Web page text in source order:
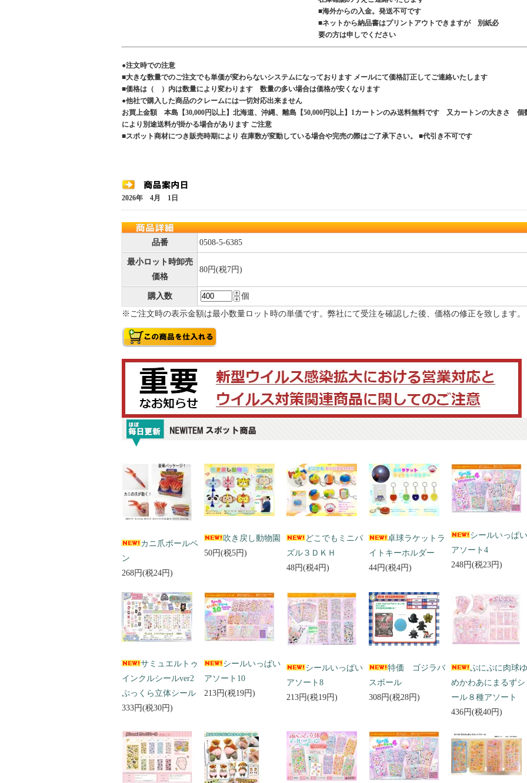
■海外からの入金。発送不可です
■ネットから納品書はプリントアウトできますが 別紙必
要の方は申しでください
●注文時での注意
■大きな数量でのご注文でも単価が変わらないシステムになっております メールにて価格訂正してご連絡いたします
■価格は（ ）内は数量により変わります 数量の多い場合は価格が安くなります
●他社で購入した商品のクレームには一切対応出来ません
お買上金額 本島【30,000円以上】北海道、沖縄、離島【50,000円以上】1カートンのみ送料無料です 又カートンの大きさ 個
により別途送料が掛かる場合があります ご注意
■スポット商材につき販売時期により 在庫数が変動している場合や完売の際はご了承下さい。 ■代引き不可です
2026年 4月 1日
品番 0508-5-6385
最小ロット時卸売
価格
80円(税7円)
購入数
個
※ご注文時の表示金額は最小数量ロット時の単価です。弊社にて受注を確認した後、価格の修正を致します。
カニ爪ボールペ
ン
268円(税24円)
吹き戻し動物園
50円(税5円)
どこでもミニパ
ズル３ＤＫＨ
48円(税4円)
卓球ラケットラ
イトキーホルダー
44円(税4円)
シールいっぱい
アソート4
248円(税23円)
サミュエルトゥ
インクルシールver2
ぷっくら立体シール
333円(税30円)
シールいっぱい
アソート10
213円(税19円)
シールいっぱい
アソート8
213円(税19円)
特価 ゴジラバ
スボール
308円(税28円)
ぷにぷに肉球ゆ
めかわあにまるずシ
ール８種アソート
436円(税40円)